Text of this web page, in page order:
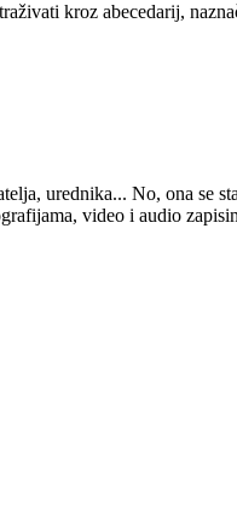
kroz abecedarij,
urednika... No, ona
video i audio